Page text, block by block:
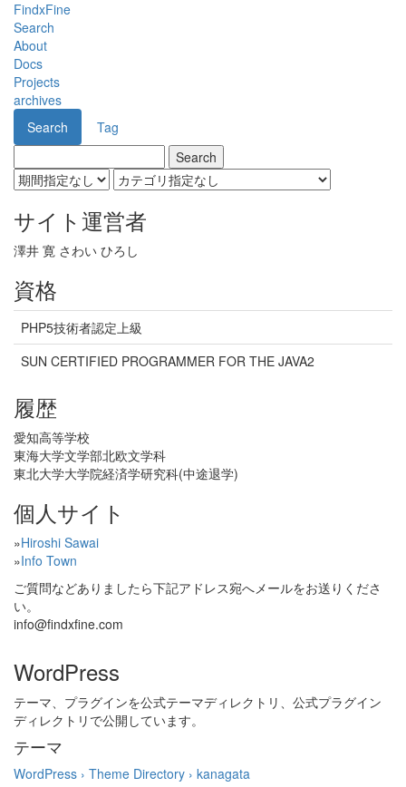
FindxFine
Search
About
Docs
Projects
archives
Search
Tag
サイト運営者
澤井 寛 さわい ひろし
資格
PHP5技術者認定上級
SUN CERTIFIED PROGRAMMER FOR THE JAVA2
履歴
愛知高等学校
東海大学文学部北欧文学科
東北大学大学院経済学研究科(中途退学)
個人サイト
»Hiroshi Sawai
»Info Town
ご質問などありましたら下記アドレス宛へメールをお送りくださ
い。
info@findxfine.com
WordPress
テーマ、プラグインを公式テーマディレクトリ、公式プラグイン
ディレクトリで公開しています。
テーマ
WordPress › Theme Directory › kanagata